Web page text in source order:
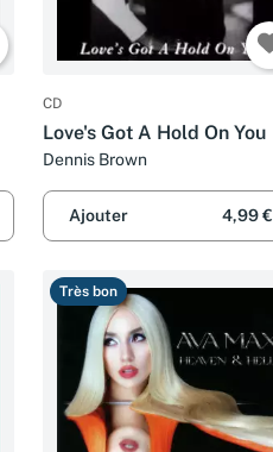
CD
Love's Got A Hold On You
Dennis Brown
Ajouter 4,99 €
Très bon